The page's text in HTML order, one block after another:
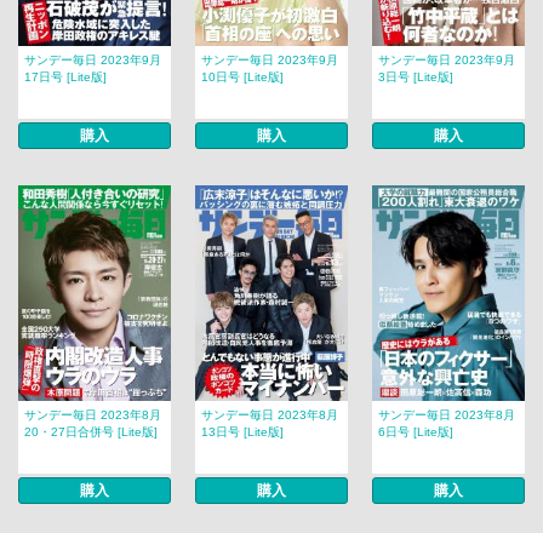
サンデー毎日 2023年9月
17日号 [Lite版]
購入
サンデー毎日 2023年9月
10日号 [Lite版]
購入
サンデー毎日 2023年9月
3日号 [Lite版]
購入
サンデー毎日 2023年8月
20・27日合併号 [Lite版]
購入
サンデー毎日 2023年8月
13日号 [Lite版]
購入
サンデー毎日 2023年8月
6日号 [Lite版]
購入